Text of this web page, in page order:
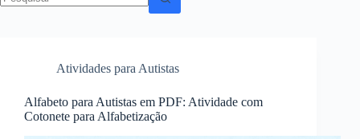
Atividades para Autistas
Alfabeto para Autistas em PDF: Atividade com
Cotonete para Alfabetização